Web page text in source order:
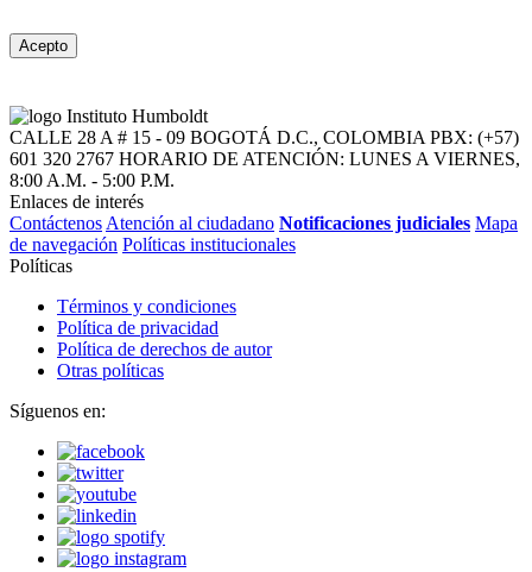
Acepto
CALLE 28 A # 15 - 09 BOGOTÁ D.C., COLOMBIA PBX: (+57)
601 320 2767 HORARIO DE ATENCIÓN: LUNES A VIERNES,
8:00 A.M. - 5:00 P.M.
Enlaces de interés
Contáctenos Atención al ciudadano Notificaciones judiciales Mapa
de navegación Políticas institucionales
Políticas
Términos y condiciones
Política de privacidad
Política de derechos de autor
Otras políticas
Síguenos en: